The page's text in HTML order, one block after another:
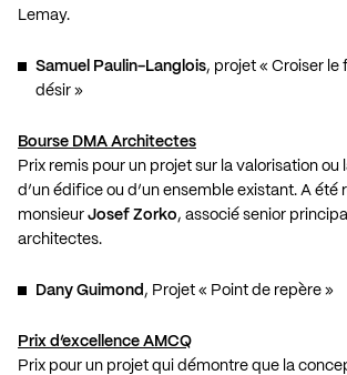
Lemay.
Samuel Paulin-Langlois, projet « Croiser le
désir »
Bourse DMA Architectes
Prix remis pour un projet sur la valorisation
d’un édifice ou d’un ensemble existant. A été
monsieur Josef Zorko, associé senior
architectes.
Dany Guimond , Projet « Point de repère »
Prix d’excellence AMCQ
Prix pour un projet qui démontre que la